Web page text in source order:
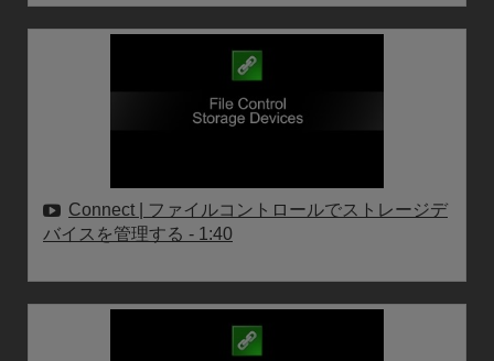
Connect | ファイルコントロールでストレージデ
バイスを管理する - 1:40